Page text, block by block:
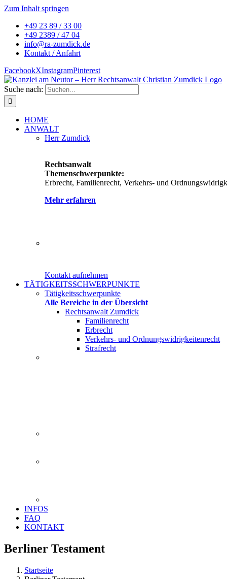
Zum Inhalt springen
+49 23 89 / 33 00
+49 2389 / 47 04
info@ra-zumdick.de
Kontakt / Anfahrt
FacebookXInstagramPinterest
Suche nach:
HOME
ANWALT
Herr Zumdick
Rechtsanwalt
Themenschwerpunkte:
Erbrecht, Familienrecht, Verkehrs- und
Mehr erfahren
Kontakt aufnehmen
TÄTIGKEITSSCHWERPUNKTE
Tätigkeitsschwerpunkte
Alle Bereiche in der Übersicht
Rechtsanwalt Zumdick
Familienrecht
Erbrecht
Verkehrs- und Ordnungswidrigkeitenrecht
Strafrecht
INFOS
FAQ
KONTAKT
Berliner Testament
Startseite